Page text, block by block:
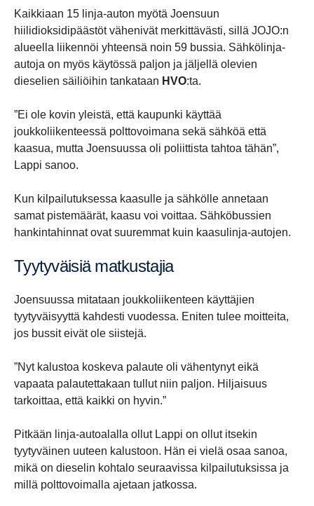
Kaikkiaan 15 linja-auton myötä Joensuun
hiilidioksidipäästöt vähenivät merkittävästi, sillä JOJO:n
alueella liikennöi yhteensä noin 59 bussia. Sähkölinja-
autoja on myös käytössä paljon ja jäljellä olevien
dieselien säiliöihin tankataan HVO:ta.
”Ei ole kovin yleistä, että kaupunki käyttää
joukkoliikenteessä polttovoimana sekä sähköä että
kaasua, mutta Joensuussa oli poliittista tahtoa tähän”,
Lappi sanoo.
Kun kilpailutuksessa kaasulle ja sähkölle annetaan
samat pistemäärät, kaasu voi voittaa. Sähköbussien
hankintahinnat ovat suuremmat kuin kaasulinja-autojen.
Tyyty­väisiä matkus­tajia
Joensuussa mitataan joukkoliikenteen käyttäjien
tyytyväisyyttä kahdesti vuodessa. Eniten tulee moitteita,
jos bussit eivät ole siistejä.
”Nyt kalustoa koskeva palaute oli vähentynyt eikä
vapaata palautettakaan tullut niin paljon. Hiljaisuus
tarkoittaa, että kaikki on hyvin.”
Pitkään linja-autoalalla ollut Lappi on ollut itsekin
tyytyväinen uuteen kalustoon. Hän ei vielä osaa sanoa,
mikä on dieselin kohtalo seuraavissa kilpailutuksissa ja
millä polttovoimalla ajetaan jatkossa.